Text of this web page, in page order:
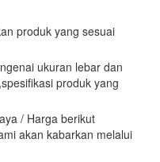
produk yang sesuai
ukuran lebar dan
produk yang
/ Harga berikut
akan kabarkan melalui